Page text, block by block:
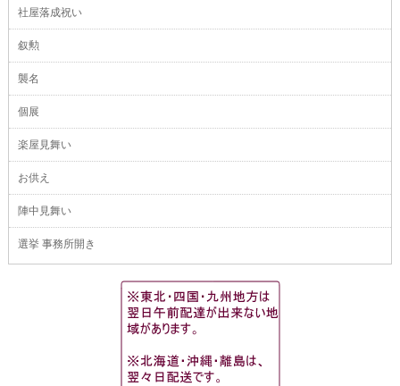
社屋落成祝い
叙勲
襲名
個展
楽屋見舞い
お供え
陣中見舞い
選挙 事務所開き